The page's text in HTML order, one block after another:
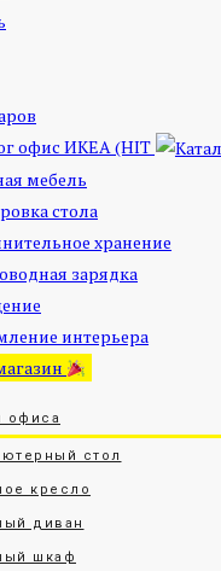
офис ИКЕА (HIT
мебель
стола
хранение
зарядка
интерьера
офиса
стол
кресло
диван
шкаф